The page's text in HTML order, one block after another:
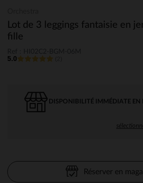
Lot de 3 leggings fantaisie en
fille
5.0
DISPONIBILITÉ IMMÉDIATE EN
Réserver en